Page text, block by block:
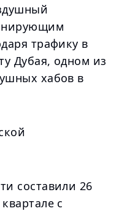
трафику в
Дубая, одном из
хабов в
составили 26
с